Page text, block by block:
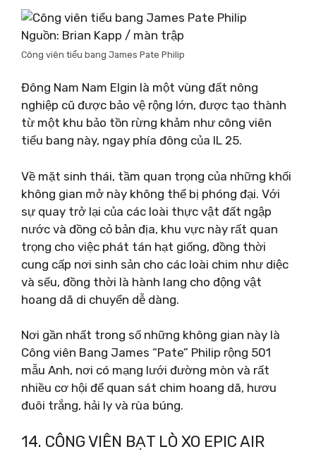
Nguồn: Brian Kapp / màn trập
Công viên tiểu bang James Pate Philip
Đông Nam Nam Elgin là một vùng đất nông
nghiệp cũ được bảo vệ rộng lớn, được tạo thành
từ một khu bảo tồn rừng khảm như công viên
tiểu bang này, ngay phía đông của IL 25.
Về mặt sinh thái, tầm quan trọng của những khối
không gian mở này không thể bị phóng đại. Với
sự quay trở lại của các loài thực vật đất ngập
nước và đồng cỏ bản địa, khu vực này rất quan
trọng cho việc phát tán hạt giống, đồng thời
cung cấp nơi sinh sản cho các loài chim như diệc
và sếu, đồng thời là hành lang cho động vật
hoang dã di chuyển dễ dàng.
Nơi gần nhất trong số những không gian này là
Công viên Bang James “Pate” Philip rộng 501
mẫu Anh, nơi có mạng lưới đường mòn và rất
nhiều cơ hội để quan sát chim hoang dã, hươu
đuôi trắng, hải ly và rùa búng.
14. CÔNG VIÊN BẠT LÒ XO EPIC AIR